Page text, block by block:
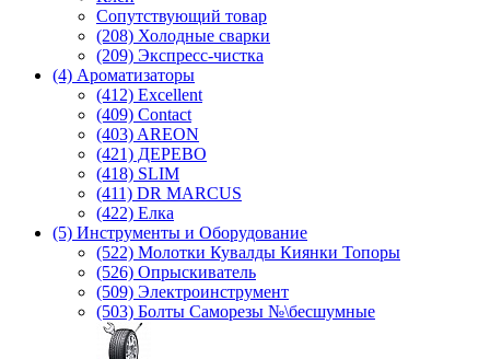
Сопутствующий товар
(208) Холодные сварки
(209) Экспреcс-чистка
(4) Ароматизаторы
(412) Excellent
(409) Contact
(403) AREON
(421) ДЕРЕВО
(418) SLIM
(411) DR MARCUS
(422) Елка
(5) Инструменты и Оборудование
(522) Молотки Кувалды Киянки Топоры
(526) Опрыскиватель
(509) Электроинструмент
(503) Болты Саморезы №\бесшумные